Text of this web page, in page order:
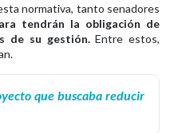
normativa, tanto senadores
tendrán la obligación de
de su gestión.Entre estos,
que buscaba reducir